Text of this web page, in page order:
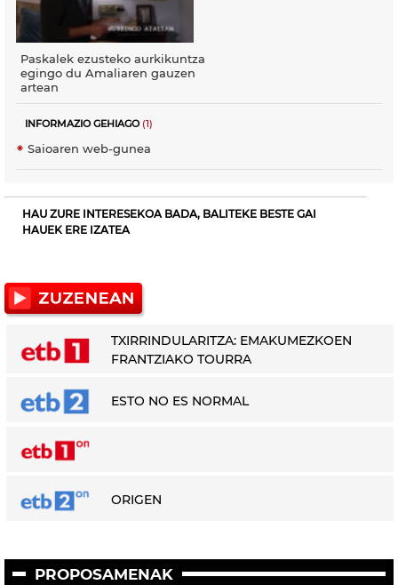
Paskalek ezusteko aurkikuntza
egingo du Amaliaren gauzen
artean
INFORMAZIO GEHIAGO(1)
Saioaren web-gunea
HAU ZURE INTERESEKOA BADA, BALITEKE BESTE GAI
HAUEK ERE IZATEA
TXIRRINDULARITZA: EMAKUMEZKOEN
FRANTZIAKO TOURRA
ESTO NO ES NORMAL
ORIGEN
PROPOSAMENAK